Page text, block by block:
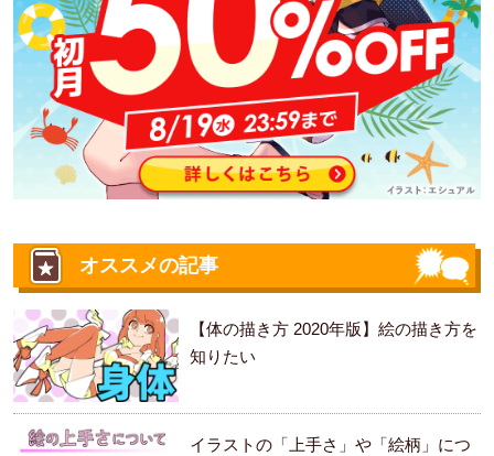
オススメの記事
【体の描き方 2020年版】絵の描き方を
知りたい
イラストの「上手さ」や「絵柄」につ